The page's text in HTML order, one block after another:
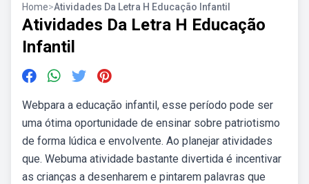
Home>Atividades Da Letra H Educação Infantil
Atividades Da Letra H Educação
Infantil
Webpara a educação infantil, esse período pode ser
uma ótima oportunidade de ensinar sobre patriotismo
de forma lúdica e envolvente. Ao planejar atividades
que. Webuma atividade bastante divertida é incentivar
as crianças a desenharem e pintarem palavras que